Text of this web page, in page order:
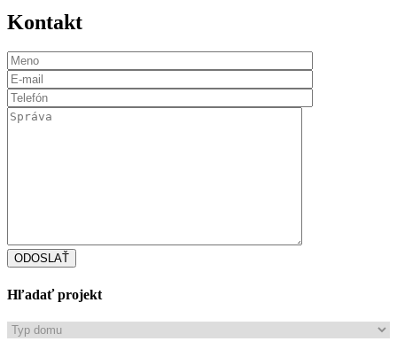
Kontakt
ODOSLAŤ
Hľadať projekt